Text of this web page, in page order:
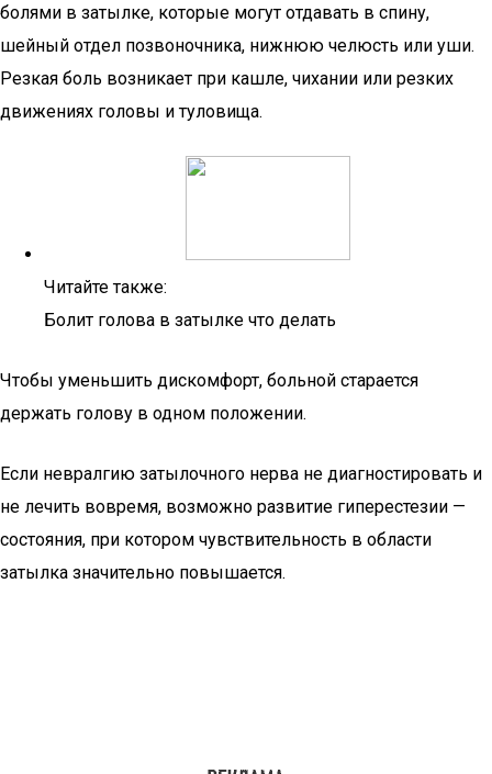
болями в затылке, которые могут отдавать в спину,
шейный отдел позвоночника, нижнюю челюсть или уши.
Резкая боль возникает при кашле, чихании или резких
движениях головы и туловища.
Читайте также:
Болит голова в затылке что делать
Чтобы уменьшить дискомфорт, больной старается
держать голову в одном положении.
Если невралгию затылочного нерва не диагностировать и
не лечить вовремя, возможно развитие гиперестезии —
состояния, при котором чувствительность в области
затылка значительно повышается.